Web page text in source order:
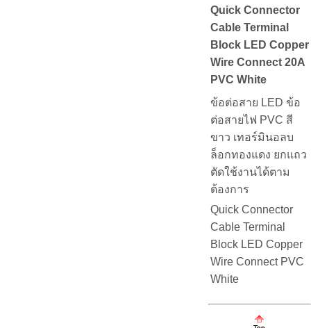
Quick Connector
Cable Terminal
Block LED Copper
Wire Connect 20A
PVC White
ข้อต่อสาย LED ข้อ
ต่อสายไฟ PVC สี
ขาว เทอร์มินอลบ
ล็อกทองแดง ยกแถว
ตัดใช้งานได้ตาม
ต้องการ
Quick Connector
Cable Terminal
Block LED Copper
Wire Connect PVC
White